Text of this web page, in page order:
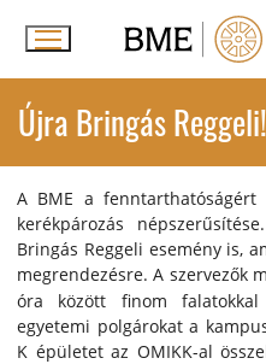
Újra Bringás Reggeli!
A BME a
kerékpározás
Bringás Reggeli esemény is,
megrendezésre.A szervezők
óra között finom
egyetemi polgárokat a
K épületet az OMIKK-al